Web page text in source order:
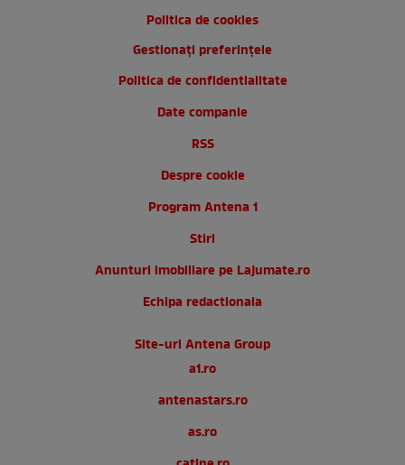
Politica de cookies
Gestionați preferințele
Politica de confidentialitate
Date companie
RSS
Despre cookie
Program Antena 1
Stiri
Anunturi imobiliare pe Lajumate.ro
Echipa redactionala
Site-uri Antena Group
a1.ro
antenastars.ro
as.ro